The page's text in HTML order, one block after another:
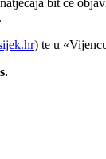
bit će
) te u